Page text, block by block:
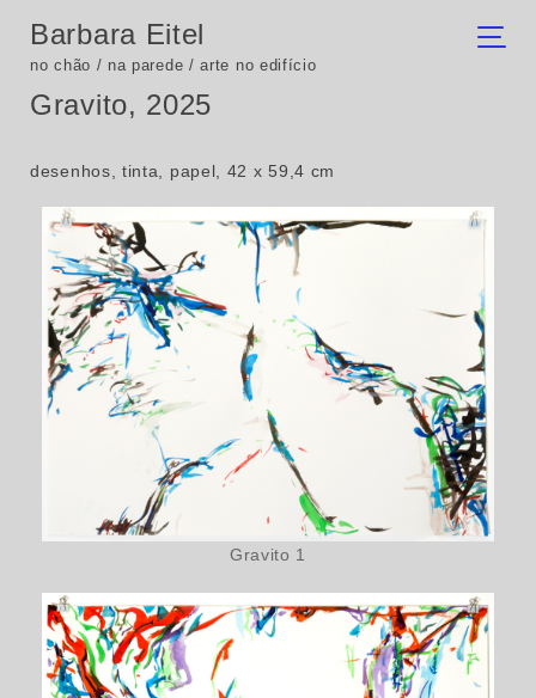
Barbara Eitel
no chão / na parede / arte no edifício
Gravito, 2025
desenhos, tinta, papel, 42 x 59,4 cm
Gravito 1